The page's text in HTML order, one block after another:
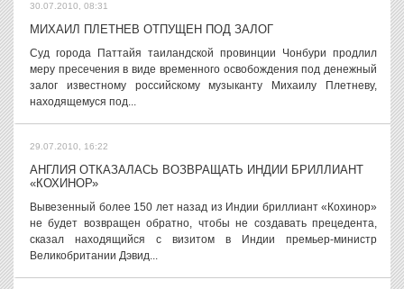
30.07.2010, 08:31
МИХАИЛ ПЛЕТНЕВ ОТПУЩЕН ПОД ЗАЛОГ
Суд города Паттайя таиландской провинции Чонбури продлил
меру пресечения в виде временного освобождения под денежный
залог известному российскому музыканту Михаилу Плетневу,
находящемуся под...
29.07.2010, 16:22
АНГЛИЯ ОТКАЗАЛАСЬ ВОЗВРАЩАТЬ ИНДИИ БРИЛЛИАНТ
«КОХИНОР»
Вывезенный более 150 лет назад из Индии бриллиант «Кохинор»
не будет возвращен обратно, чтобы не создавать прецедента,
сказал находящийся с визитом в Индии премьер-министр
Великобритании Дэвид...